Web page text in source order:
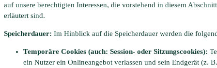
auf unsere berechtigten Interessen, die vorstehend in diesem
erläutert sind.
Speicherdauer: Im Hinblick auf die Speicherdauer werden die
Temporäre Cookies (auch: Session- oder Sitzungscookies):
ein Nutzer ein Onlineangebot verlassen und sein Endgerät (z.